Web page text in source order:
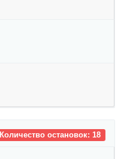
Количество остановок: 18